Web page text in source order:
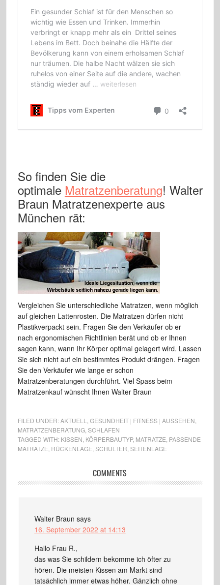
So finden Sie die
optimale Matratzenberatung! Walter
Braun Matratzenexperte aus
München rät:
Vergleichen Sie unterschiedliche Matratzen, wenn möglich
auf gleichen Lattenrosten. Die Matratzen dürfen nicht
Plastikverpackt sein. Fragen Sie den Verkäufer ob er
nach ergonomischen Richtlinien berät und ob er Ihnen
sagen kann, wann Ihr Körper optimal gelagert wird. Lassen
Sie sich nicht auf ein bestimmtes Produkt drängen. Fragen
Sie den Verkäufer wie lange er schon
Matratzenberatungen durchführt. Viel Spass beim
Matratzenkauf wünscht Ihnen Walter Braun
FILED UNDER:AKTUELL GESUNDHEIT | FITNESS | AUSSEHEN
MATRATZENBERATUNG, SCHLAFEN
TAGGED WITH: KISSEN KÖRPERBAUTYP, MATRATZE PASSENDE
MATRATZE RÜCKENLAGE SCHULTER SEITENLAGE
COMMENTS
Walter Braun says
16. September 2022 at 14:13
Hallo Frau R.,
das was Sie schildern bekomme ich öfter zu
hören. Die meisten Kissen am Markt sind
tatsächlich immer etwas höher. Gänzlich ohne